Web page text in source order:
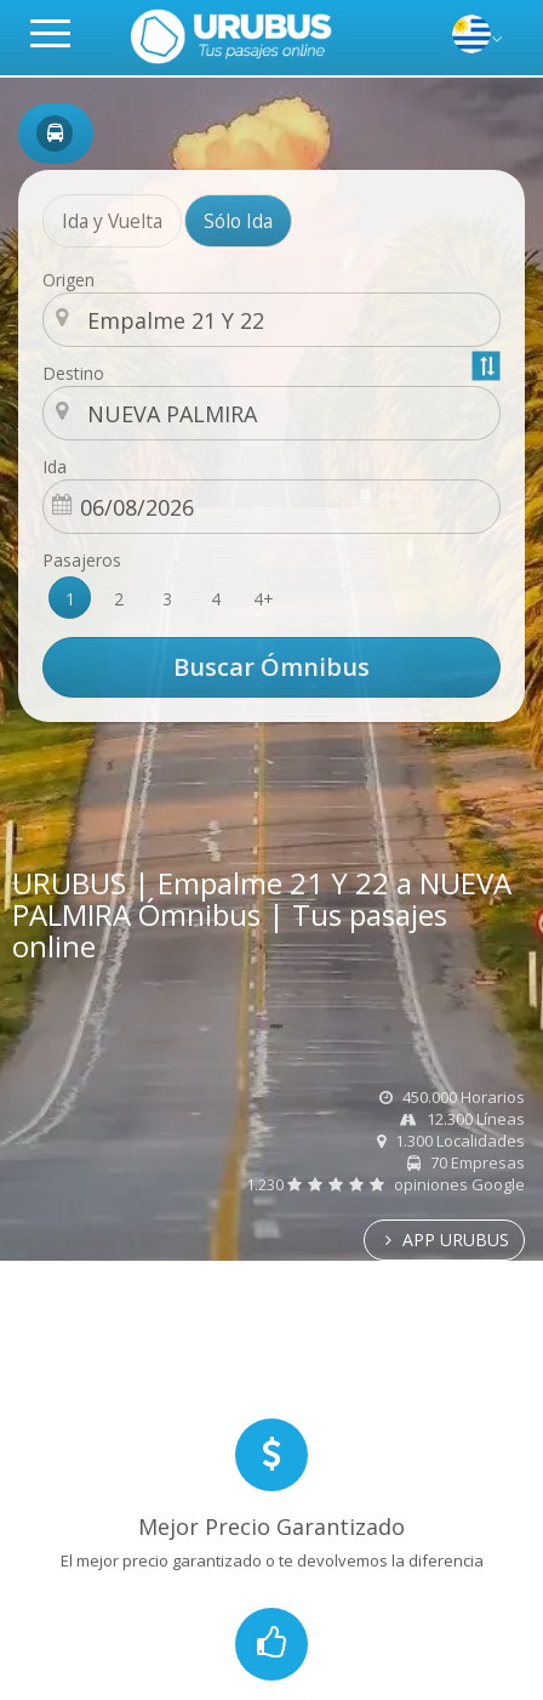
Ida y Vuelta Sólo Ida
Origen
Destino
Ida
Pasajeros
1
2 3 4 4+
URUBUS | Empalme 21 Y 22 a NUEVA
PALMIRA Ómnibus | Tus pasajes
online
450.000 Horarios
12.300 Líneas
1.300 Localidades
70 Empresas
1.230
opiniones Google
APP URUBUS
Mejor Precio Garantizado
El mejor precio garantizado o te devolvemos la diferencia